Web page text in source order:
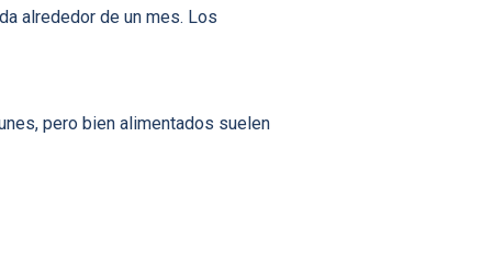
alrededor de un mes. Los
pero bien alimentados suelen